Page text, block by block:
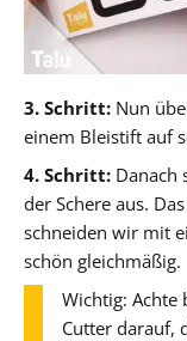
3. Schritt: Nun
einem Bleistift auf
4. Schritt: Danach
der Schere aus.
schneiden wir mit
schön gleichmäßig.
Wichtig: Achte
Cutter darauf,